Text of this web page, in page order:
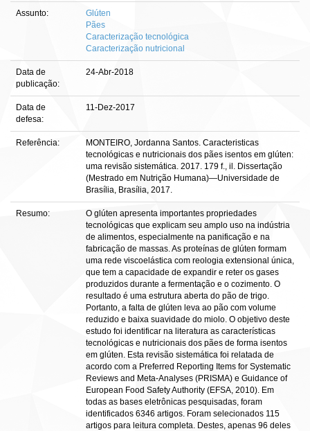
Assunto:
Glúten
Pães
Caracterização tecnológica
Caracterização nutricional
Data de
publicação:
24-Abr-2018
Data de
defesa:
11-Dez-2017
Referência:
MONTEIRO, Jordanna Santos. Caracteristicas
tecnológicas e nutricionais dos pães isentos em glúten:
uma revisão sistemática. 2017. 179 f., il. Dissertação
(Mestrado em Nutrição Humana)—Universidade de
Brasília, Brasília, 2017.
Resumo:
O glúten apresenta importantes propriedades
tecnológicas que explicam seu amplo uso na indústria
de alimentos, especialmente na panificação e na
fabricação de massas. As proteínas de glúten formam
uma rede viscoelástica com reologia extensional única,
que tem a capacidade de expandir e reter os gases
produzidos durante a fermentação e o cozimento. O
resultado é uma estrutura aberta do pão de trigo.
Portanto, a falta de glúten leva ao pão com volume
reduzido e baixa suavidade do miolo. O objetivo deste
estudo foi identificar na literatura as características
tecnológicas e nutricionais dos pães de forma isentos
em glúten. Esta revisão sistemática foi relatada de
acordo com a Preferred Reporting Items for Systematic
Reviews and Meta-Analyses (PRISMA) e Guidance of
European Food Safety Authority (EFSA, 2010). Em
todas as bases eletrônicas pesquisadas, foram
identificados 6346 artigos. Foram selecionados 115
artigos para leitura completa. Destes, apenas 96 deles